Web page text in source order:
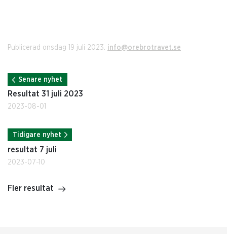
Publicerad onsdag 19 juli 2023. info@orebrotravet.se
Senare nyhet
Resultat 31 juli 2023
2023-08-01
Tidigare nyhet
resultat 7 juli
2023-07-10
Fler resultat